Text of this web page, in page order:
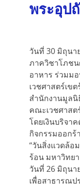
พระอุป
วันที่ 30 มิถุนา
ภาควิชาโภชน
อาหาร ร่วมม
เวชศาสตร์เข
สำนักงานมูล
คณะเวชศาสต
โดยเงินบริจา
กิจกรรมออกร้
“วันสิ่งแวดล้อ
ร้อน มหาวิทย
วันที่ 26 มิถุนา
เพื่อสาธารณ